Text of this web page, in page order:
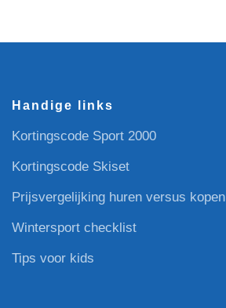
Handige links
Kortingscode Sport 2000
Kortingscode Skiset
Prijsvergelijking huren versus kopen
Wintersport checklist
Tips voor kids